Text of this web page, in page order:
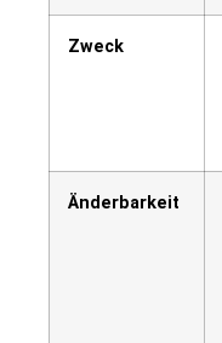
Zweck
Änderbarkeit